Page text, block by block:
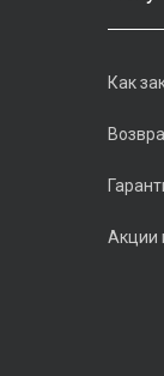
Как
Акции